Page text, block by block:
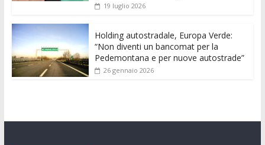
19 luglio 2026
Holding autostradale, Europa Verde:
“Non diventi un bancomat per la
Pedemontana e per nuove autostrade”
26 gennaio 2026